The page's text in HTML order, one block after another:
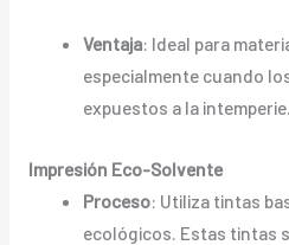
Ventaja: Ideal para
especialmente cuando
expuestos a la intemperie.
Impresión Eco-Solvente
Proceso: Utiliza tintas
ecológicos. Estas tintas